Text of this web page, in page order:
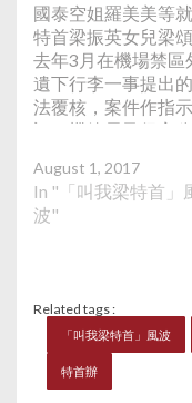
國泰空姐羅美美等
特首梁振英女兒梁
去年3月在機場禁區
遺下行李一事提出
法覆核，案件作指
訊。機管局及保安
未經許可而披露關乎
場保安的文件，法官
為答辯人沒有基礎提
令申請人作出該承
不會特別頒令。 申
空勤人員總工會空姐
表羅美美任職港龍航
August 1, 2017
In "「叫我梁特首」
波"
Related tags :
「叫我梁特首」風波
特首辦